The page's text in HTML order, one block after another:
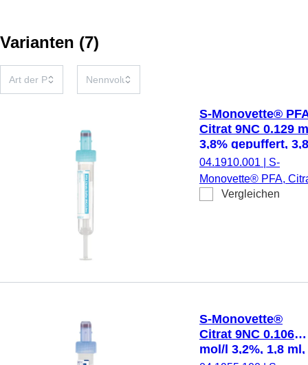
Varianten (7)
S-Monovette®
Citrat 9NC 0.129
3,8% gepuffert,
Verschluss
(LxØ): 65 x 13
Papieretikett
04.1910.001
S-
Monovette® PFA,
9NC 0.129 mol/l 3,8%
Papieretikett, Etikett/
hellblau, 50 Stück/
Vergleichen
S-Monovette®
Citrat 9NC 0.106
mol/l 3,2%, 1,8 ml,